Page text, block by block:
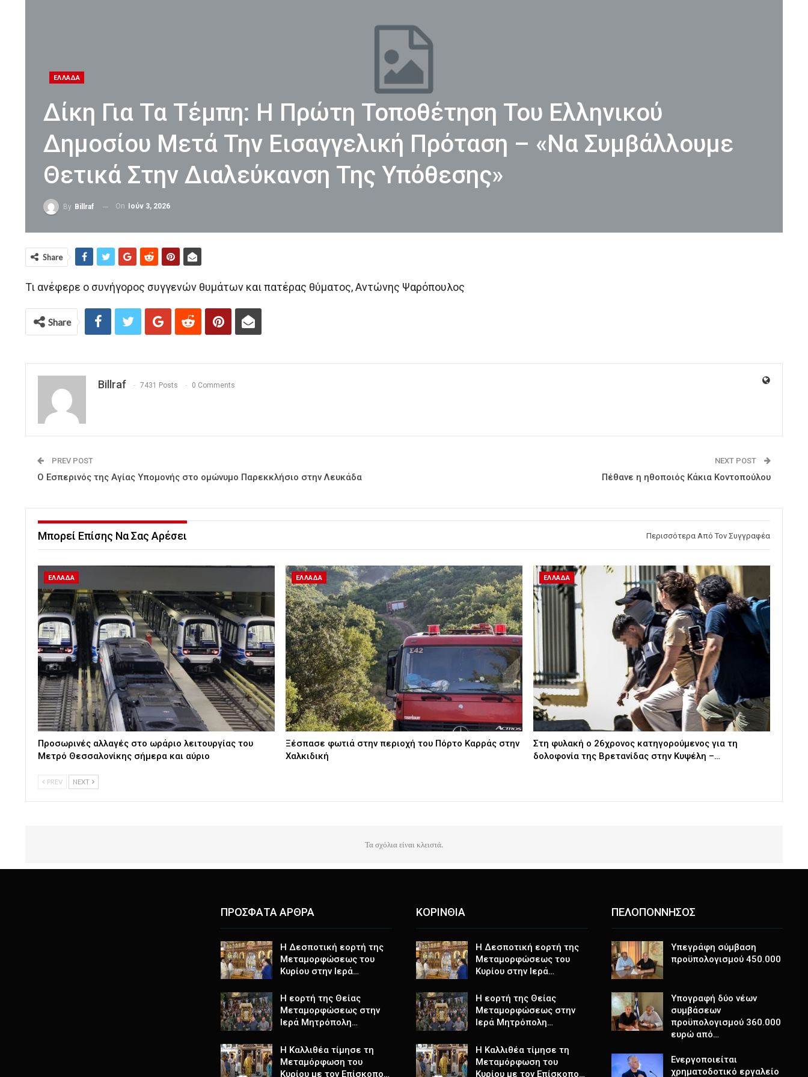
ΕΛΛΑΔΑ
Δίκη Για Τα Τέμπη: Η Πρώτη Τοποθέτηση Του Ελληνικού
Δημοσίου Μετά Την Εισαγγελική Πρόταση – «Να Συμβάλλουμε
Θετικά Στην Διαλεύκανση Της Υπόθεσης»
By Billraf On Ιούν 3, 2026
Share
Τι ανέφερε ο συνήγορος συγγενών θυμάτων και πατέρας θύματος, Αντώνης Ψαρόπουλος
Share
Billraf 7431 Posts 0 Comments
PREV POST
Ο Εσπερινός της Αγίας Υπομονής στο ομώνυμο Παρεκκλήσιο στην Λευκάδα
NEXT POST
Πέθανε η ηθοποιός Κάκια Κοντοπούλου
Μπορεί Επίσης Να Σας Αρέσει Περισσότερα Από Τον Συγγραφέα
ΕΛΛΑΔΑ
Προσωρινές αλλαγές στο ωράριο λειτουργίας του
Μετρό Θεσσαλονίκης σήμερα και αύριο
ΕΛΛΑΔΑ
Ξέσπασε φωτιά στην περιοχή του Πόρτο Καρράς στην
Χαλκιδική
ΕΛΛΑΔΑ
Στη φυλακή ο 26χρονος κατηγορούμενος για τη
δολοφονία της Βρετανίδας στην Κυψέλη –…
PREV NEXT
Τα σχόλια είναι κλειστά.
ΠΡΟΣΦΑΤΑ ΑΡΘΡΑ
Η Δεσποτική εορτή της
Μεταμορφώσεως του
Κυρίου στην Ιερά…
Η εορτή της Θείας
Μεταμορφώσεως στην
Ιερά Μητρόπολη…
Η Καλλιθέα τίμησε τη
Μεταμόρφωση του
Κυρίου με τον Επίσκοπο…
ΚΟΡΙΝΘΙΑ
Η Δεσποτική εορτή της
Μεταμορφώσεως του
Κυρίου στην Ιερά…
Η εορτή της Θείας
Μεταμορφώσεως στην
Ιερά Μητρόπολη…
Η Καλλιθέα τίμησε τη
Μεταμόρφωση του
Κυρίου με τον Επίσκοπο…
ΠΕΛΟΠΟΝΝΗΣΟΣ
Υπεγράφη σύμβαση
προϋπολογισμού 450.000
Υπογραφή δύο νέων
συμβάσεων
προϋπολογισμού 360.000
ευρώ από…
Ενεργοποιείται
χρηματοδοτικό εργαλείο